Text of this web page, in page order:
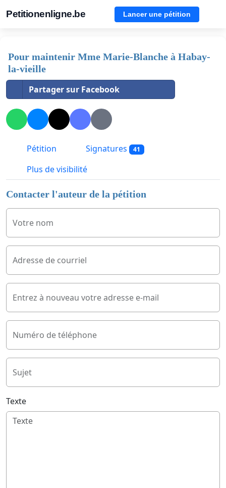
Petitionenligne.be Lancer une pétition
Pour maintenir Mme Marie-Blanche à Habay-
la-vieille
Partager sur Facebook
Pétition Signatures 41
Plus de visibilité
Contacter l'auteur de la pétition
Votre nom
Adresse de courriel
Entrez à nouveau votre adresse e-mail
Numéro de téléphone
Sujet
Texte